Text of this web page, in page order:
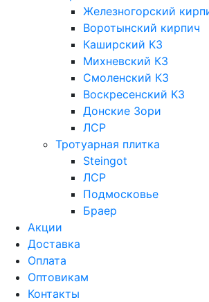
Железногорский
Воротынский кирпич
Каширский КЗ
Михневский КЗ
Смоленский КЗ
Воскресенский КЗ
Донские Зори
ЛСР
Тротуарная плитка
Steingot
ЛСР
Подмосковье
Браер
Акции
Доставка
Оплата
Оптовикам
Контакты